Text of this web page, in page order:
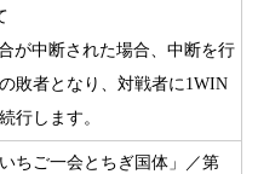
が中断された場合、中断を行
敗者となり、対戦者に1WIN
行します。
ちご一会とちぎ国体」／第